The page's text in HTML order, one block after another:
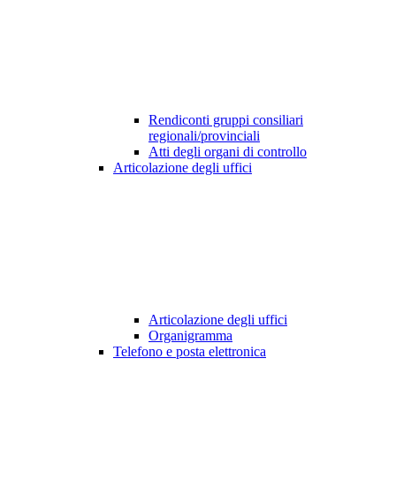
Rendiconti gruppi consiliari
regionali/provinciali
Atti degli organi di controllo
Articolazione degli uffici
Articolazione degli uffici
Organigramma
Telefono e posta elettronica